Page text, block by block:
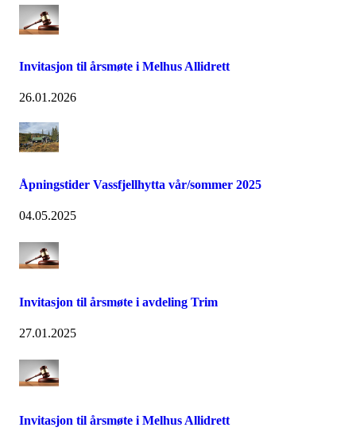
Invitasjon til årsmøte i Melhus Allidrett
26.01.2026
Åpningstider Vassfjellhytta vår/sommer 2025
04.05.2025
Invitasjon til årsmøte i avdeling Trim
27.01.2025
Invitasjon til årsmøte i Melhus Allidrett